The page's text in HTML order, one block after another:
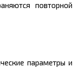
повторной
параметры и